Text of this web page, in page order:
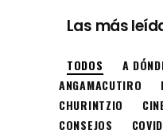
Las más
TODOS A
ANGAMACUTIRO
CHURINTZIO
CONSEJOS